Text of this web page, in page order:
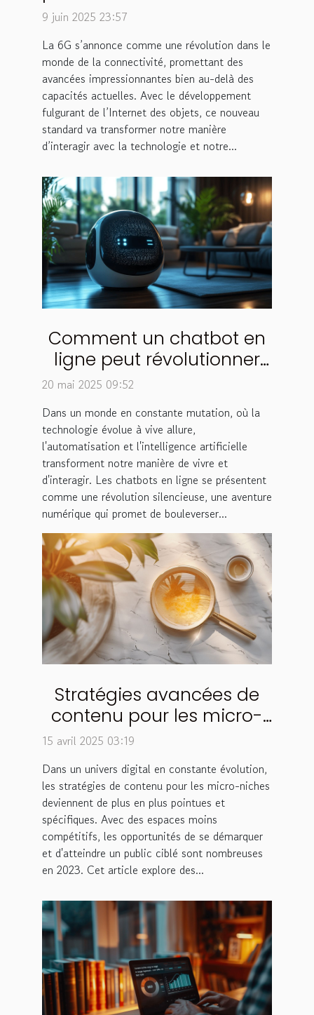
et l'Internet des objets
9 juin 2025 23:57
La 6G s’annonce comme une révolution dans le
monde de la connectivité, promettant des
avancées impressionnantes bien au-delà des
capacités actuelles. Avec le développement
fulgurant de l’Internet des objets, ce nouveau
standard va transformer notre manière
d’interagir avec la technologie et notre...
Comment un chatbot en
ligne peut révolutionner
votre quotidien
20 mai 2025 09:52
Dans un monde en constante mutation, où la
technologie évolue à vive allure,
l'automatisation et l'intelligence artificielle
transforment notre manière de vivre et
d'interagir. Les chatbots en ligne se présentent
comme une révolution silencieuse, une aventure
numérique qui promet de bouleverser...
Stratégies avancées de
contenu pour les micro-
niches les moins
15 avril 2025 03:19
Dans un univers digital en constante évolution,
les stratégies de contenu pour les micro-niches
deviennent de plus en plus pointues et
spécifiques. Avec des espaces moins
compétitifs, les opportunités de se démarquer
et d'atteindre un public ciblé sont nombreuses
en 2023. Cet article explore des...